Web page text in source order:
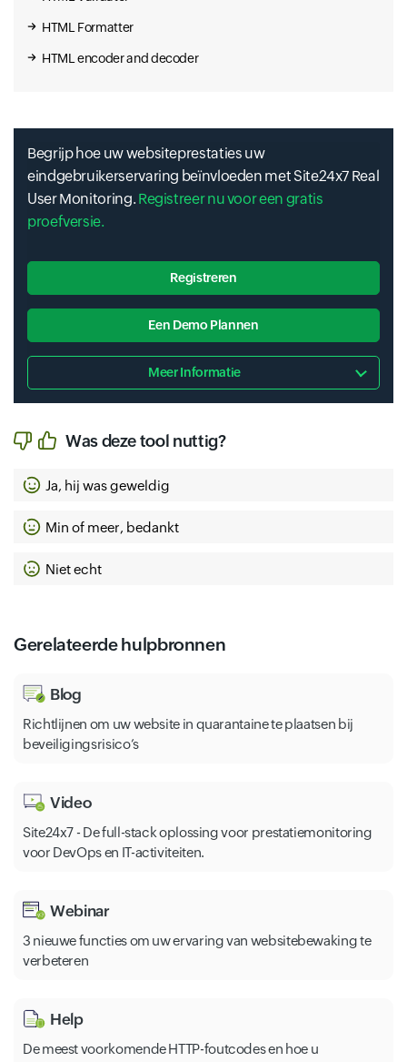
HTML Formatter
HTML encoder and decoder
Begrijp hoe uw websiteprestaties uw
eindgebruikerservaring beïnvloeden met Site24x7 Real
User Monitoring. Registreer nu voor een gratis
proefversie.
Registreren
Een Demo Plannen
Meer Informatie
Was deze tool nuttig?
Ja, hij was geweldig
Min of meer, bedankt
Niet echt
Gerelateerde hulpbronnen
Blog
Richtlijnen om uw website in quarantaine te plaatsen bij
beveiligingsrisico’s
Video
Site24x7 - De full-stack oplossing voor prestatiemonitoring
voor DevOps en IT-activiteiten.
Webinar
3 nieuwe functies om uw ervaring van websitebewaking te
verbeteren
Help
De meest voorkomende HTTP-foutcodes en hoe u